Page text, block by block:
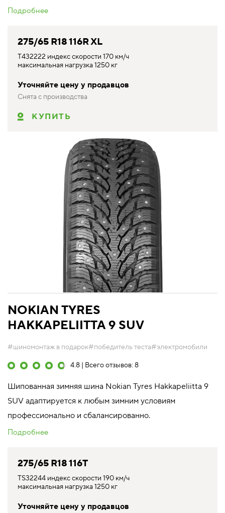
Подробнее
275/65 R18 116R XL
T432222 индекс скорости 170 км/ч
максимальная нагрузка 1250 кг
Уточняйте цену у продавцов
Снята с производства
КУПИТЬ
NOKIAN TYRES
HAKKAPELIITTA 9 SUV
#шиномонтаж в подарок#победитель теста#электромобили
4.8 | Всего отзывов: 8
Шипованная зимняя шина Nokian Tyres Hakkapeliitta 9
SUV адаптируется к любым зимним условиям
профессионально и сбалансированно.
Подробнее
275/65 R18 116T
TS32244 индекс скорости 190 км/ч
максимальная нагрузка 1250 кг
Уточняйте цену у продавцов